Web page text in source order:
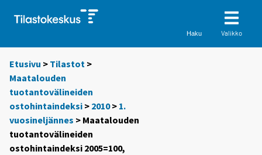
Haku Valikko
Etusivu > Tilastot >
Maatalouden
tuotantovälineiden
ostohintaindeksi > 2010> 1.
vuosineljännes > Maatalouden
tuotantovälineiden
ostohintaindeksi 2005=100,